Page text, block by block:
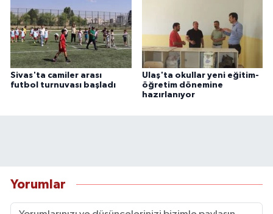
Sivas'ta camiler arası
futbol turnuvası başladı
Ulaş'ta okullar yeni eğitim-
öğretim dönemine
hazırlanıyor
Yorumlar